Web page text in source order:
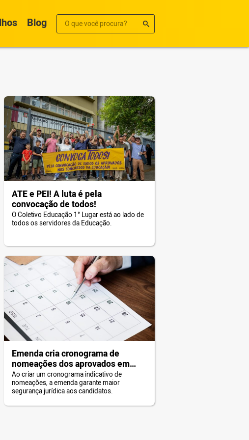
Blog
ATE e PEI! A luta é pela
convocação de todos!
O Coletivo Educação 1° Lugar está ao lado de
todos os servidores da Educação.
Emenda cria cronograma de
nomeações dos aprovados em
concursos
Ao criar um cronograma indicativo de
nomeações, a emenda garante maior
segurança jurídica aos candidatos.